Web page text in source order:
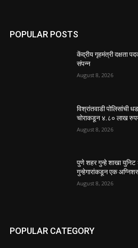
POPULAR POSTS
केंद्रीय गृहमंत्री दक्षता
संपन्न
August 8, 2026
विश्रांतवाडी पोलिसांची
चोराकडून ४.८० लाख
August 8, 2026
पुणे शहर गुन्हे शाखा
गुन्हेगारांकडून एक
August 8, 2026
POPULAR CATEGORY